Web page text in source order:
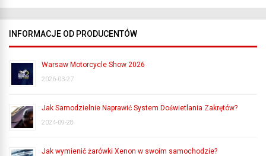
INFORMACJE OD PRODUCENTÓW
Warsaw Motorcycle Show 2026
2026-03-27
Jak Samodzielnie Naprawić System Doświetlania Zakrętów?
2024-09-28
Jak wymienić żarówki Xenon w swoim samochodzie?